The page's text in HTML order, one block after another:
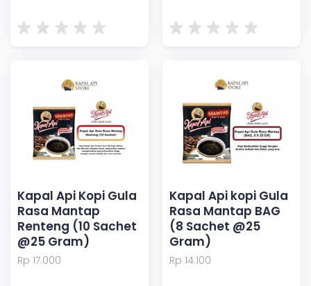
Kapal Api Kopi Gula
Rasa Mantap
Renteng (10 Sachet
@25 Gram)
Rp 17.000
Kapal Api kopi Gula
Rasa Mantap BAG
(8 Sachet @25
Gram)
Rp 14.100